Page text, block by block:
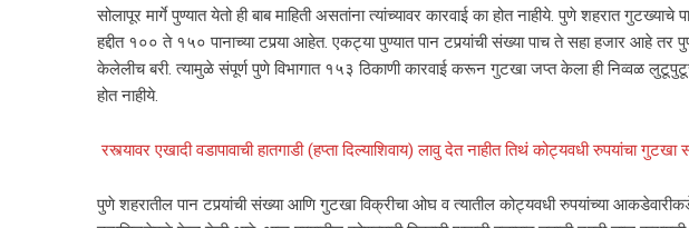
सोलापूर मार्गे पुण्यात येतो ही बाब माहिती असतांना त्यांच्यावर कारवाई का होत नाहीये. पुणे शहरात
हद्दीत १०० ते १५० पानाच्या टपर्‍या आहेत. एकट्या पुण्यात पान टपर्‍यांची संख्या पाच ते सहा हजार आहे तर
केलेलीच बरी. त्यामुळे संपूर्ण पुणे विभागात १५३ ठिकाणी कारवाई करून गुटखा जप्त केला ही निव्वळ
होत नाहीये.
रस्त्यावर एखादी वडापावाची हातगाडी (हप्ता दिल्याशिवाय) लावु देत नाहीत तिथं कोट्यवधी रुपयांचा
पुणे शहरातील पान टपर्‍यांची संख्या आणि गुटखा विक्रीचा ओघ व त्यातील कोट्यवधी रुपयांच्या